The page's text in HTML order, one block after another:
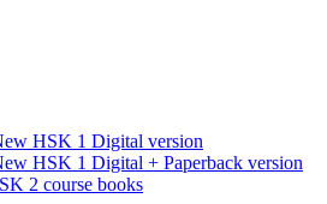
HSK 1 Digital version
HSK 1 Digital + Paperback version
2 course books